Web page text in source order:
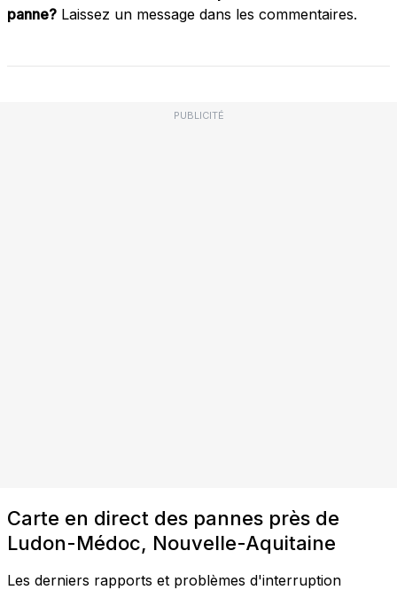
panne? Laissez un message dans les commentaires.
PUBLICITÉ
Carte en direct des pannes près de
Ludon-Médoc, Nouvelle-Aquitaine
Les derniers rapports et problèmes d'interruption